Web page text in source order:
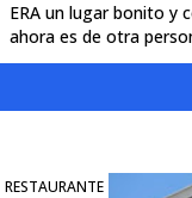
ERA un lugar bonito y
ahora es de otra
RESTAURANTE